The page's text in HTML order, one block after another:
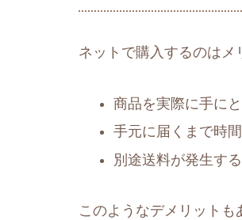
ネットで購入するのはメ
商品を実際に手に
手元に届くまで時
別途送料が発生す
このようなデメリット